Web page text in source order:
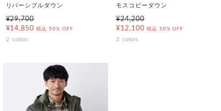
リバーシブルダウン
¥29,700
¥14,850 税込 50% OFF
2 colors
モスコビーダウン
¥24,200
¥12,100 税込 50% OFF
3 colors